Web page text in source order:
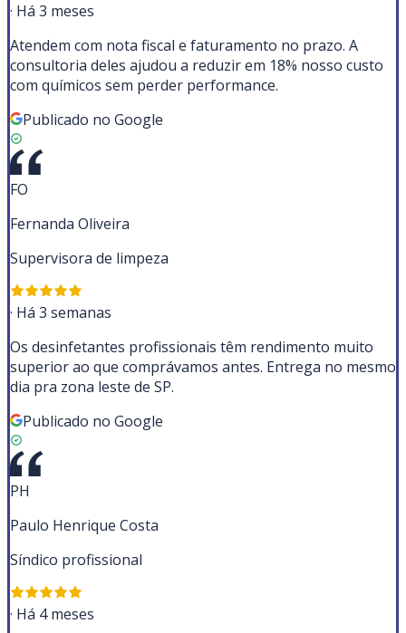
· Há 3 meses
Atendem com nota fiscal e faturamento no prazo. A
consultoria deles ajudou a reduzir em 18% nosso custo
com químicos sem perder performance.
Publicado no Google
FO
Fernanda Oliveira
Supervisora de limpeza
· Há 3 semanas
Os desinfetantes profissionais têm rendimento muito
superior ao que comprávamos antes. Entrega no mesmo
dia pra zona leste de SP.
Publicado no Google
PH
Paulo Henrique Costa
Síndico profissional
· Há 4 meses